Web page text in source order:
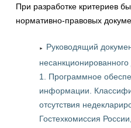
При разработке критериев
нормативно-правовых
Руководящий
1. Программное
информации.
отсутствия
Гостехкомиссия